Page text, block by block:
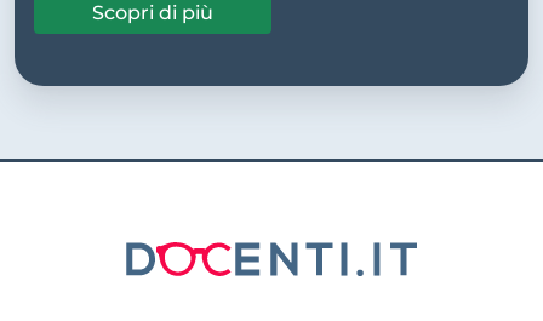
Scopri di più